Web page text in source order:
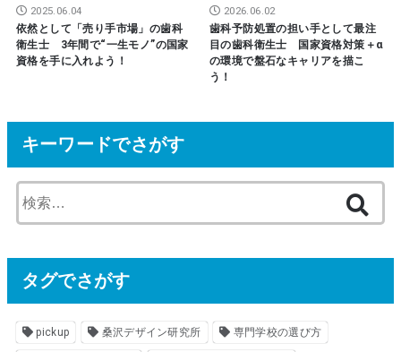
2025.06.04
依然として「売り手市場」の歯科
衛生士 3年間で“一生モノ”の国家
資格を手に入れよう！
2026.06.02
歯科予防処置の担い手として最注
目の歯科衛生士 国家資格対策＋α
の環境で盤石なキャリアを描こ
う！
キーワードでさがす
索
タグでさがす
pickup 桑沢デザイン研究所 専門学校の選び方